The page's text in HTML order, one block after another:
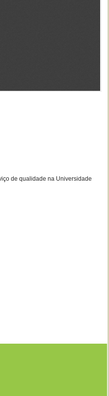
de qualidade na Universidade